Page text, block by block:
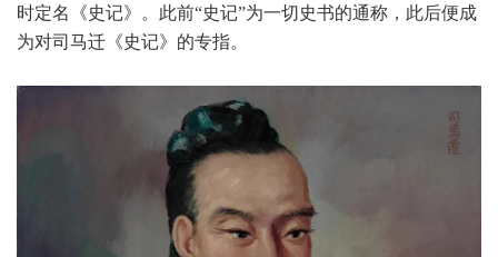
时定名《史记》。此前“史记”为一切史书的通称，此后便成
为对司马迁《史记》的专指。